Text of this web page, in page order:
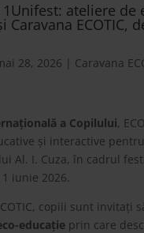
1Unifest: ateliere de
Caravana ECOTIC,
28, 2026 | Caravana
a Copilului,
și interactive
Al. I. Cuza, în cadrul
iunie 2026.
copiii sunt invitați
educațieprin care